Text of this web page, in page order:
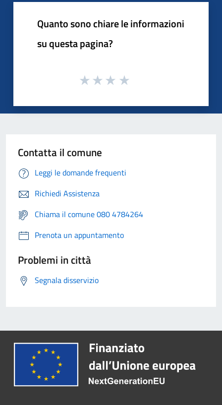
Quanto sono chiare le informazioni
su questa pagina?
Contatta il comune
Leggi le domande frequenti
Richiedi Assistenza
Chiama il comune 080 4784264
Prenota un appuntamento
Problemi in città
Segnala disservizio